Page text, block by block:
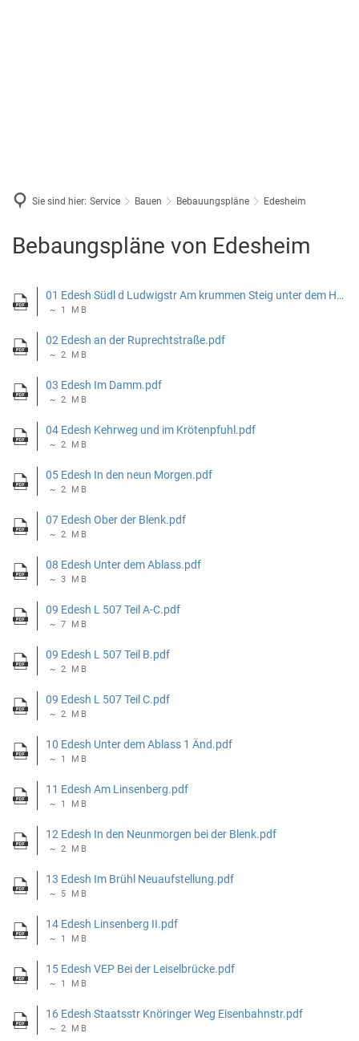
Sie sind hier: Service Bauen Bebauungspläne Edesheim
Edesheim
Bebaungspläne von Edesheim
01 Edesh Südl d Ludwigstr Am krummen Steig unter dem Holzweg.pdf
~ 1 MB
02 Edesh an der Ruprechtstraße.pdf
~ 2 MB
03 Edesh Im Damm.pdf
~ 2 MB
04 Edesh Kehrweg und im Krötenpfuhl.pdf
~ 2 MB
05 Edesh In den neun Morgen.pdf
~ 2 MB
07 Edesh Ober der Blenk.pdf
~ 2 MB
08 Edesh Unter dem Ablass.pdf
~ 3 MB
09 Edesh L 507 Teil A-C.pdf
~ 7 MB
09 Edesh L 507 Teil B.pdf
~ 2 MB
09 Edesh L 507 Teil C.pdf
~ 2 MB
10 Edesh Unter dem Ablass 1 Änd.pdf
~ 1 MB
11 Edesh Am Linsenberg.pdf
~ 1 MB
12 Edesh In den Neunmorgen bei der Blenk.pdf
~ 2 MB
13 Edesh Im Brühl Neuaufstellung.pdf
~ 5 MB
14 Edesh Linsenberg II.pdf
~ 1 MB
15 Edesh VEP Bei der Leiselbrücke.pdf
~ 1 MB
16 Edesh Staatsstr Knöringer Weg Eisenbahnstr.pdf
~ 2 MB